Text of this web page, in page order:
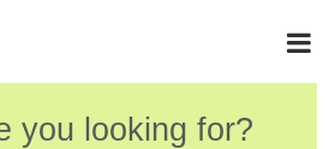
you looking for?